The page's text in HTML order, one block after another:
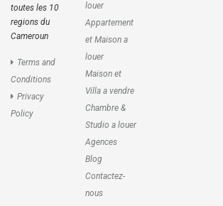
toutes les 10
regions du
Cameroun
Terms and
Conditions
Privacy
Policy
louer
Appartement
et Maison a
louer
Maison et
Villa a vendre
Chambre &
Studio a louer
Agences
Blog
Contactez-
nous